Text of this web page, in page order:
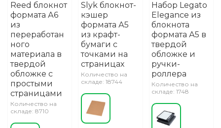
Reed блокнот
формата А6
из
переработан
ного
материала в
твердой
обложке с
простыми
страницами
Количество на
складе: 8710
Slyk блокнот-
кэшер
формата А5
из крафт-
бумаги с
точками на
страницах
Количество на
складе: 18744
Набор Legato
Elegance из
блокнота
формата А5 в
твердой
обложке и
ручки-
роллера
Количество на
складе: 1748